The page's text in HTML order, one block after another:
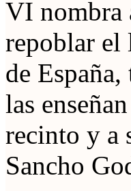
VI nombra
repoblar el
de España,
las
recinto y a
Sancho